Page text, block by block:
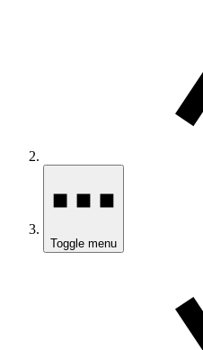
Toggle menu